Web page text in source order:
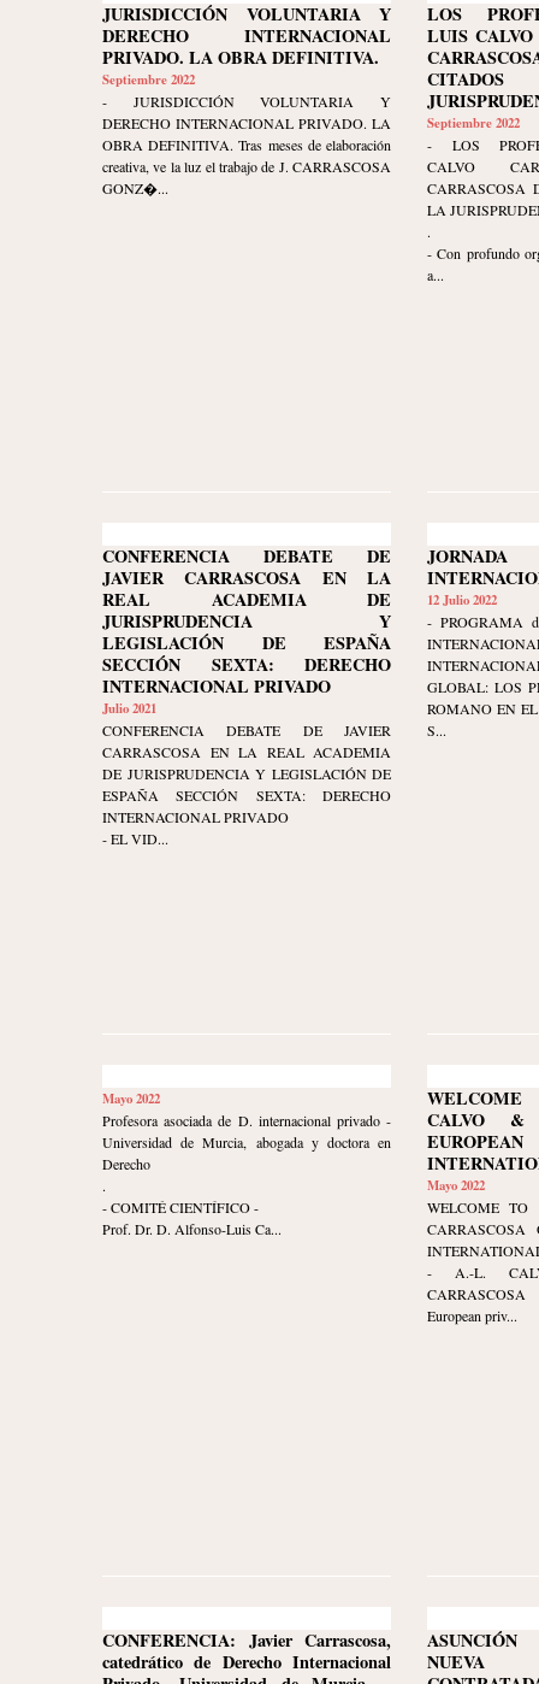
JURISDICCIÓN VOLUNTARIA Y
DERECHO INTERNACIONAL
PRIVADO. LA OBRA DEFINITIVA.
Septiembre 2022
- JURISDICCIÓN VOLUNTARIA Y
DERECHO INTERNACIONAL PRIVADO. LA
OBRA DEFINITIVA. Tras meses de elaboración
creativa, ve la luz el trabajo de J. CARRASCOSA
GONZ�...
LOS
LUIS CALVO
Septiembre 2022
- LOS
CALVO
CARRASCOSA
LA
.
- Con profundo
a...
CONFERENCIA DEBATE DE
JAVIER CARRASCOSA EN LA
REAL ACADEMIA DE
JURISPRUDENCIA Y
LEGISLACIÓN DE ESPAÑA
SECCIÓN SEXTA: DERECHO
INTERNACIONAL PRIVADO
Julio 2021
CONFERENCIA DEBATE DE JAVIER
CARRASCOSA EN LA REAL ACADEMIA
DE JURISPRUDENCIA Y LEGISLACIÓN DE
ESPAÑA SECCIÓN SEXTA: DERECHO
INTERNACIONAL PRIVADO
- EL VID...
12 Julio 2022
- PROGRAMA
GLOBAL: LOS
ROMANO EN
S...
Mayo 2022
Profesora asociada de D. internacional privado -
Universidad de Murcia, abogada y doctora en
Derecho
.
- COMITÉ CIENTÍFICO -
Prof. Dr. D. Alfonso-Luis Ca...
CALVO &
Mayo 2022
WELCOME
CARRASCOSA
- A.-L.
European priv...
CONFERENCIA: Javier Carrascosa,
catedrático de Derecho Internacional
NUEVA